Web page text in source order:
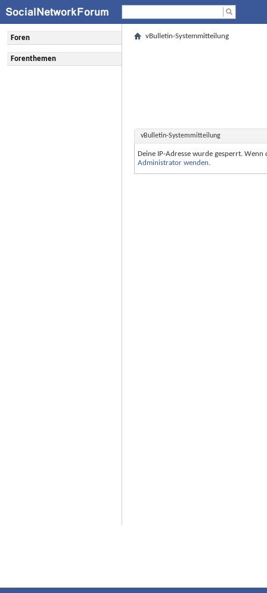
Foren
Forenthemen
vBulletin-Systemmitteilung
vBulletin-Systemmitteilung
Deine IP-Adresse wurde gesperrt.
Administrator wenden.